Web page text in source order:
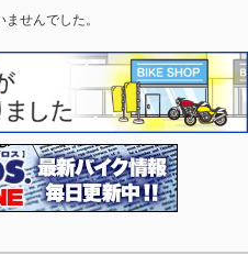
せんでした。